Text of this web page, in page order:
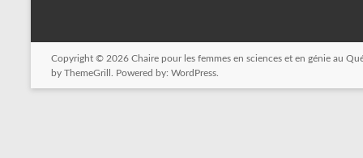
Copyright © 2026 Chaire pour les femmes en sciences et en génie au
by ThemeGrill. Powered by: WordPress